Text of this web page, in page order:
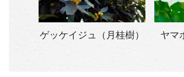
ゲッケイジュ（月桂樹） ヤマ